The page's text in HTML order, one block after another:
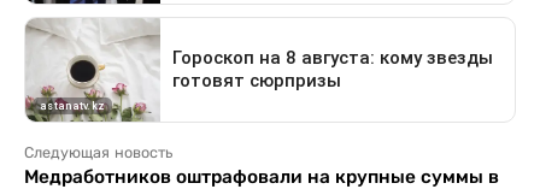
Следующая новость
Медработников оштрафовали на крупные суммы в